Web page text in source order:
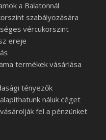
a Balatonnál
szabályozására
vércukorszint
ereje
termékek vásárlása
tényezők
náluk céget
fel a pénzünket